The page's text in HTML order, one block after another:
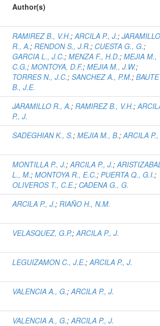
Author(s)
RAMIREZ B., V.H.;ARCILA P., J.;JARAMILLO
R., A.;RENDON S., J.R.; CUESTA G., G.;
GARCIA L., J.C.;MENZA F., H.D.;MEJIA M.,
C.G.;MONTOYA, D.F.;MEJIA M., J.W.;
TORRES N., J.C.;SANCHEZ A., P.M.;BAUTE
B., J.E.
JARAMILLO R., A.;RAMIREZ B., V.H.;
P., J.
SADEGHIAN K., S.;MEJIA M., B.;ARCILA P.,
MONTILLA P., J.;ARCILA P., J.;
L., M.;MONTOYA R., E.C.;PUERTA Q., G.I.;
OLIVEROS T., C.E.; CADENA G., G.
ARCILA P., J.;RIAÑO H., N.M.
VELASQUEZ, G.P.;ARCILA P., J.
LEGUIZAMON C., J.E.;ARCILA P., J.
VALENCIA A., G.;ARCILA P., J.
VALENCIA A., G.;ARCILA P., J.